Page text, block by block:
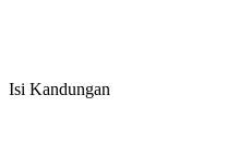
Isi Kandungan